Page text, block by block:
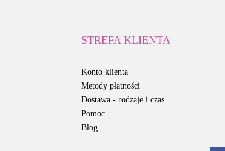
STREFA KLIENTA
Konto klienta
Metody płatności
Dostawa - rodzaje i czas
Pomoc
Blog